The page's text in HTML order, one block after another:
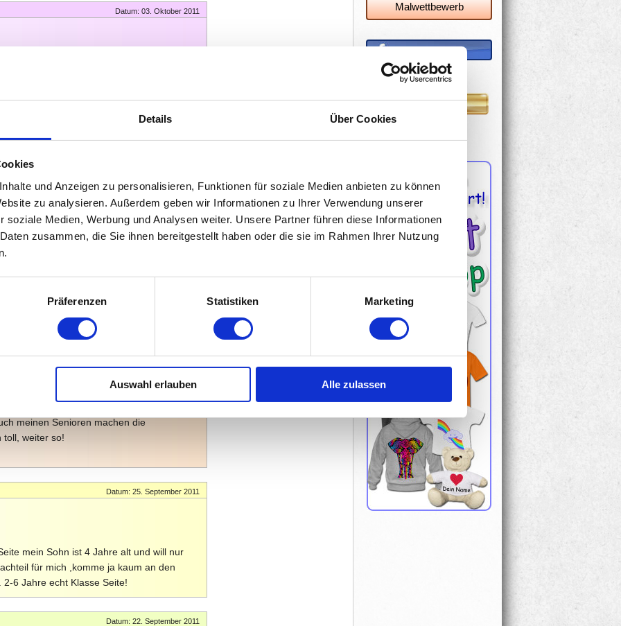
Details Über Cookies
und Anzeigen zu personalisieren, Funktionen für soziale Medien anbieten zu können
zu analysieren. Außerdem geben wir Informationen zu Ihrer Verwendung unserer
soziale Medien, Werbung und Analysen weiter. Unsere Partner führen diese Informationen
zusammen, die Sie ihnen bereitgestellt haben oder die sie im Rahmen Ihrer Nutzung
Präferenzen Statistiken Marketing
Auswahl erlauben Alle zulassen
Datum: 03. Oktober 2011
Seiten und finde sie
Wünsche offen, denn ich möchte ein
Leiter unseres Kletterturms hängt bemalen.
Ich möchte dieses weithin
Brett irgendwie sinnvoll bemalen und mir
Datum: 02. Oktober 2011
Malinteressen, aber auf dieser Seite
Motive gefunden, die auch
nur ein Motorrad und Frühlingsbilder, aber
vorbei. Vielen Dank an all die fleissigen
tolle Seite, mit vielen Ideen und
--- NICHT NUR FÜR KINDER!!!! Ich
meinen Senioren machen die
toll, weiter so!
Datum: 25. September 2011
mein Sohn ist 4 Jahre alt und will nur
für mich ,komme ja kaum an den
6 Jahre echt Klasse Seite!
Datum: 22. September 2011
Malwettbewerb
Facebook-Seite
Vorlagen